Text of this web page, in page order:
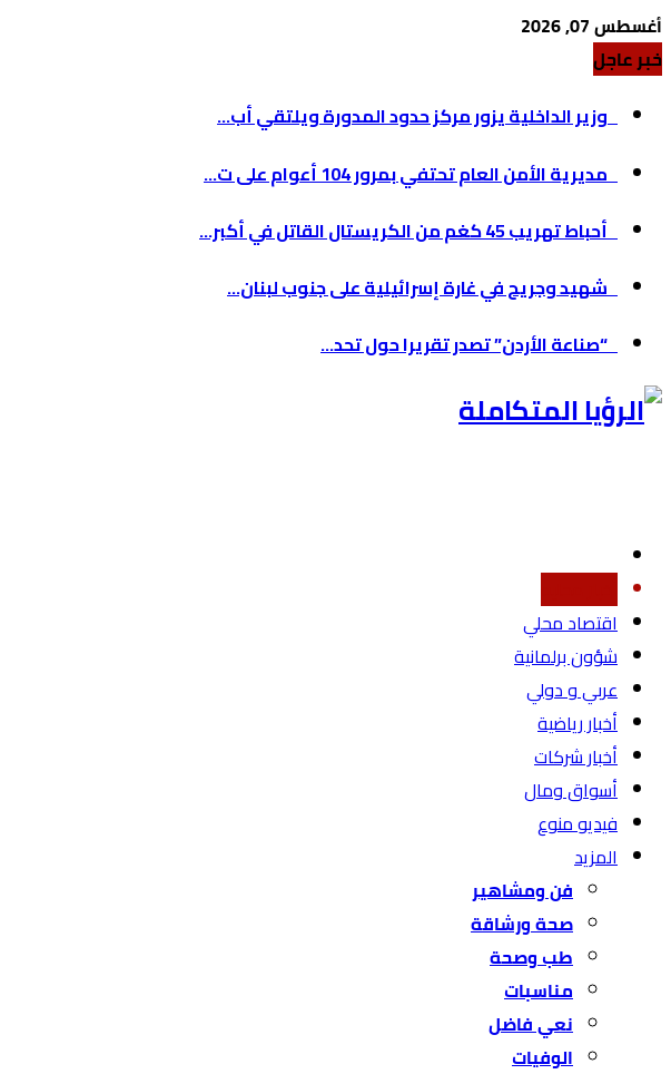
أغسطس 07, 2026
خبر عاجل
وزير الداخلية يزور مركز حدود المدورة ويلتقي أب...
مديرية الأمن العام تحتفي بمرور 104 أعوام على ت...
أحباط تهريب 45 كغم من الكريستال القاتل في أكبر...
شهيد وجريح في غارة إسرائيلية على جنوب لبنان...
“صناعة الأردن” تصدر تقريرا حول تحد...
اقتصاد محلي
شؤون برلمانية
عربي و دولي
أخبار رياضية
أخبار شركات
أسواق ومال
فيديو منوع
المزيد
فن ومشاهير
صحة ورشاقة
طب وصحة
مناسبات
نعي فاضل
الوفيات